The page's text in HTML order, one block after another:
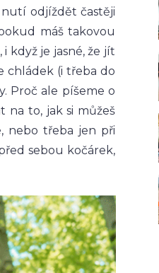
odjíždět častěji
máš takovou
když je jasné, že jít
chládek (i třeba do
Proč ale píšeme o
na to, jak si můžeš
nebo třeba jen při
sebou kočárek,